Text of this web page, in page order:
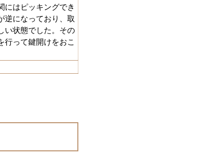
にはピッキングでき
逆になっており、取
い状態でした。その
行って鍵開けをおこ